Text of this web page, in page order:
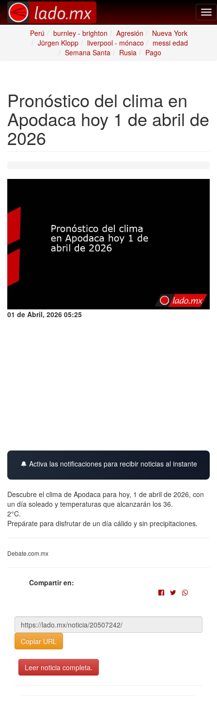
Perú
burnley - brighton Agresión
Nueva York
Jürgen Klopp
liverpool - mónaco
messi edad
Semana Santa
Rusia Pago
Pronóstico del clima en
Apodaca hoy 1 de abril de
2026
01 de Abril, 2026 05:25
🔔 Activa las notificaciones para recibir noticias al instante
Descubre el clima de Apodaca para hoy, 1 de abril de 2026, con
un día soleado y temperaturas que alcanzarán los 36.
2°C.
Prepárate para disfrutar de un día cálido y sin precipitaciones.
Debate.com.mx
Compartir en:
Copiar URL
Leer noticia completa.